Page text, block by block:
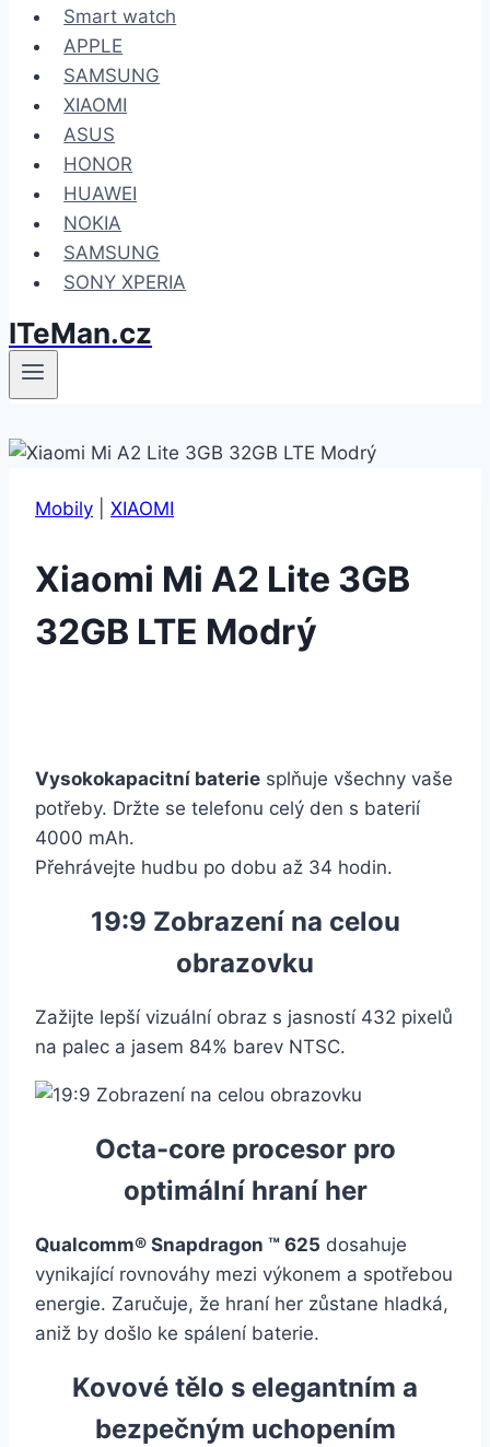
Smart watch
APPLE
SAMSUNG
XIAOMI
ASUS
HONOR
HUAWEI
NOKIA
SAMSUNG
SONY XPERIA
ITeMan.cz
Mobily XIAOMI
Xiaomi Mi A2 Lite 3GB
32GB LTE Modrý
Vysokokapacitní baterie splňuje všechny vaše
potřeby. Držte se telefonu celý den s baterií
4000 mAh.
Přehrávejte hudbu po dobu až 34 hodin.
19:9 Zobrazení na celou
obrazovku
Zažijte lepší vizuální obraz s jasností 432 pixelů
na palec a jasem 84% barev NTSC.
Octa-core procesor pro
optimální hraní her
Qualcomm® Snapdragon ™ 625 dosahuje
vynikající rovnováhy mezi výkonem a spotřebou
energie. Zaručuje, že hraní her zůstane hladká,
aniž by došlo ke spálení baterie.
Kovové tělo s elegantním a
bezpečným uchopením